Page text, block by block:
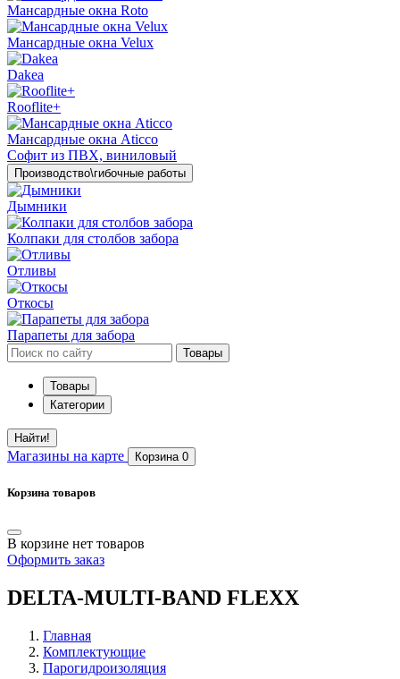
Мансардные окна Roto
Мансардные окна Velux
Dakea
Rooflite+
Мансардные окна Aticco
Софит из ПВХ, виниловый
Производство\гибочные работы
Дымники
Колпаки для столбов забора
Отливы
Откосы
Парапеты для забора
Товары
Товары
Категории
Найти!
Магазины на карте Корзина 0
Корзина товаров
В корзине нет товаров
Оформить заказ
DELTA-MULTI-BAND FLEXX
Главная
Комплектующие
Парогидроизоляция